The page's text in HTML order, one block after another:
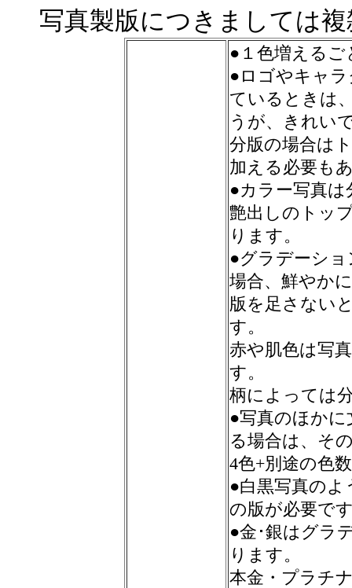
写真製版につきましては
●１色増える
●ロゴやキャ
ているときは
うが、きれい
分版の場合は
加える必要も
●カラー写真は
艶出しのトッ
ります。
●グラデーシ
場合、鮮やか
版を足さない
す。
赤や肌色は写
す。
柄によっては
●写真のほか
る場合は、そ
4色+別途の色
●白黒写真の
の版が必要で
●金･銀はグラ
ります。
本金・プラチ